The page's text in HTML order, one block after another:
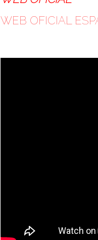
WEB OFICIAL